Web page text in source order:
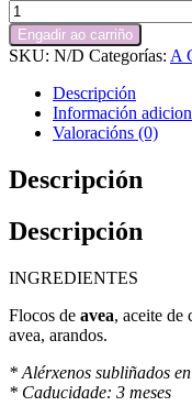
Engadir ao carriño
SKU: N/D Categorías: A
Descripción
Información
Valoracións (0)
Descripción
Descripción
INGREDIENTES
Flocos de avea, aceite de
avea, arandos.
* Alérxenos subliñados
* Caducidade: 3 meses